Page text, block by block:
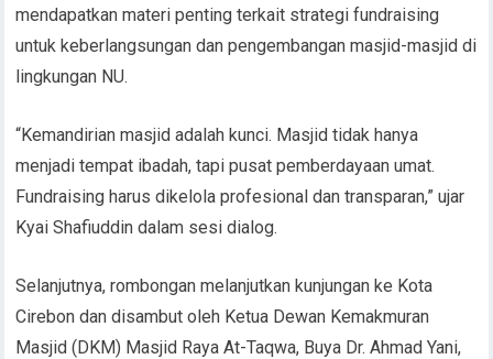
mendapatkan materi penting terkait strategi fundraising
untuk keberlangsungan dan pengembangan masjid-masjid di
lingkungan NU.
“Kemandirian masjid adalah kunci. Masjid tidak hanya
menjadi tempat ibadah, tapi pusat pemberdayaan umat.
Fundraising harus dikelola profesional dan transparan,” ujar
Kyai Shafiuddin dalam sesi dialog.
Selanjutnya, rombongan melanjutkan kunjungan ke Kota
Cirebon dan disambut oleh Ketua Dewan Kemakmuran
Masjid (DKM) Masjid Raya At-Taqwa, Buya Dr. Ahmad Yani,